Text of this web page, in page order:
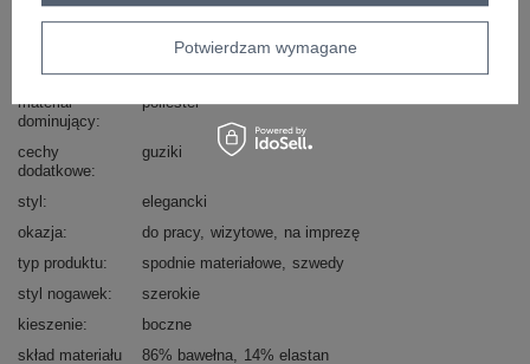
długość
długa
zapięcie
suwak
materiał
dominujący
poliester
cechy
dodatkowe
guziki
styl
elegancki
okazja
do pracy wizytowe
na imprezę
typ produktu
spodnie materiałowe szwedy
styl nogawek
szerokie
kieszenie
boczne
skład materiału
86% bawełna 14% elastan
Potwierdzam wymagane